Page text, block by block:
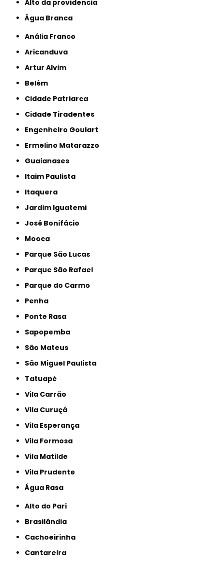
alto da providencia
Água Branca
Anália Franco
Aricanduva
Artur Alvim
Belém
Cidade Patriarca
Cidade Tiradentes
Engenheiro Goulart
Ermelino Matarazzo
Guaianases
Itaim Paulista
Itaquera
Jardim Iguatemi
José Bonifácio
Mooca
Parque São Lucas
Parque São Rafael
Parque do Carmo
Penha
Ponte Rasa
Sapopemba
São Mateus
São Miguel Paulista
Tatuapé
Vila Carrão
Vila Curuçá
Vila Esperança
Vila Formosa
Vila Matilde
Vila Prudente
Água Rasa
Alto do Pari
Brasilândia
Cachoeirinha
Cantareira